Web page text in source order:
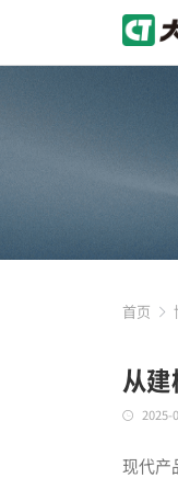
首页
从
2025-
现代产